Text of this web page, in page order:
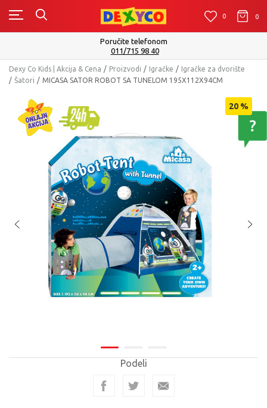
0 0 0
Isporuku možete očekivati u roku od 2 do 4 radna dana!
Pogledaj više
Dexy Co Kids | Akcija & Cena Proizvodi Igračke
Igračke za dvorište
Šatori
MICASA SATOR ROBOT SA TUNELOM 195X112X94CM
20 %
Podeli